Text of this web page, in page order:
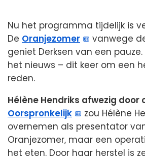
Nu het programma tijdelijk is
De Oranjezomer
vanwege
geniet Derksen van een
het nieuws – dit keer om een
reden.
Hélène Hendriks afwezig door
Oorspronkelijk
zou Hélène
overnemen als presentator
Oranjezomer, maar een
het eten. Door haar herstel is